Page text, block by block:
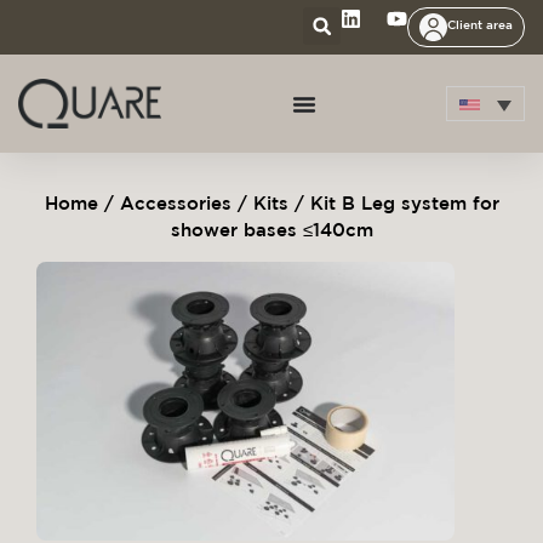
Client area
Home/ Accessories / Kits / Kit B Leg system for
shower bases ≤140cm